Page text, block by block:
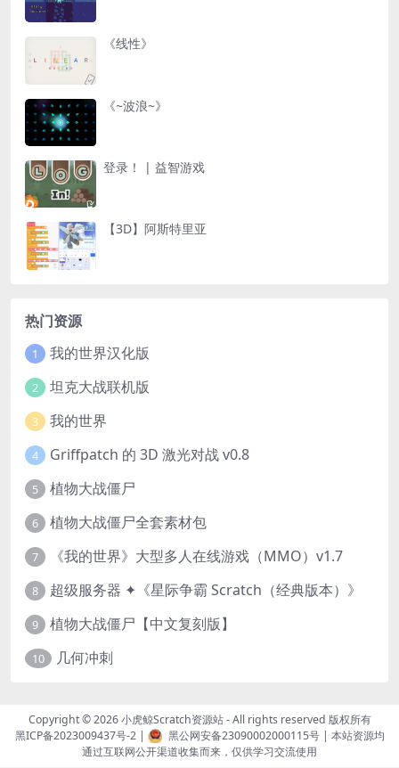
《线性》
《~波浪~》
登录！ | 益智游戏
【3D】阿斯特里亚
热门资源
1 我的世界汉化版
2 坦克大战联机版
3 我的世界
4 Griffpatch 的 3D 激光对战 v0.8
5 植物大战僵尸
6 植物大战僵尸全套素材包
7 《我的世界》大型多人在线游戏（MMO）v1.7
8 超级服务器 ✦《星际争霸 Scratch（经典版本）》
9 植物大战僵尸【中文复刻版】
10 几何冲刺
Copyright © 2026小虎鲸Scratch资源站- All rights reserved 版权所有
黑ICP备2023009437号-2| 黑公网安备23090002000115号| 本站资源均
通过互联网公开渠道收集而来，仅供学习交流使用